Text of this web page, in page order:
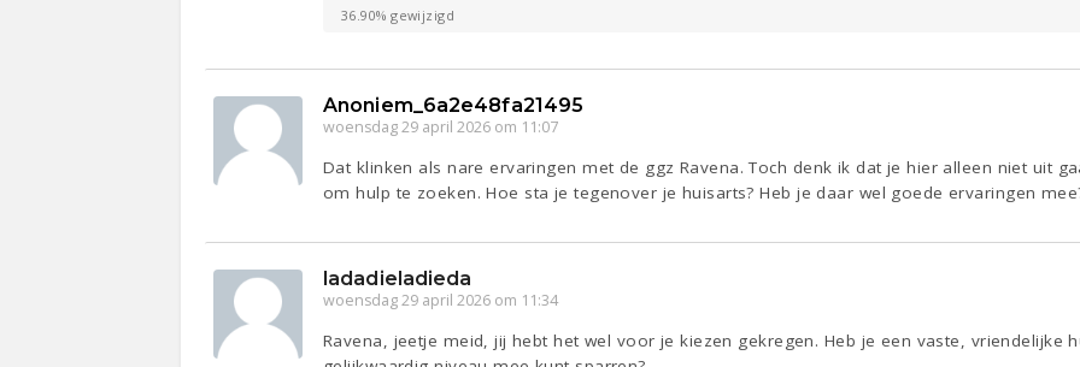
36.90% gewijzigd
Anoniem_6a2e48fa21495
woensdag 29 april 2026 om 11:07
Dat klinken als nare ervaringen met de ggz Ravena. Toch denk ik dat je hier alleen niet uit
om hulp te zoeken. Hoe sta je tegenover je huisarts? Heb je daar wel goede ervaringen
ladadieladieda
woensdag 29 april 2026 om 11:34
Ravena, jeetje meid, jij hebt het wel voor je kiezen gekregen. Heb je een vaste, vriendelijke